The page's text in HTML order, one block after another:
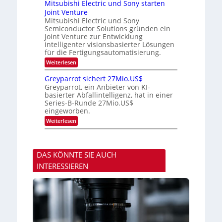
e
r
s
t
e
n
H
a
l
b
j
a
h
r
a
r
z
n
i
m
m
t
i
n
d
e
D
A
C
H
-
I
n
d
t
r
i
e
z
u
t
i
k
-
K
u
r
s
v
o
n
P
h
o
t
o
n
i
c
u
b
Mitsubishi Electric und Sony starten
Joint Venture
Mitsubishi Electric und Sony
Semiconductor Solutions gründen ein
Joint Venture zur Entwicklung
intelligenter visionsbasierter Lösungen
für die Fertigungsautomatisierung.
Weiterlesen:
M
t
s
u
b
i
s
h
i
e
c
t
r
i
c
u
n
S
Greyparrot sichert 27Mio.US$
Greyparrot, ein Anbieter von KI-
basierter Abfallintelligenz, hat in einer
Series-B-Runde 27Mio.US$
eingeworben.
Weiterlesen:
G
y
p
r
o
t
s
h
DAS KÖNNTE SIE AUCH
INTERESSIEREN